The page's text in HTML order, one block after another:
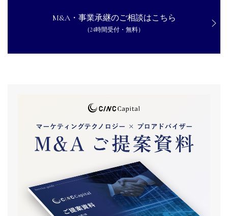
M&A・事業承継のご相談はこちら
（24時間受付・無料）